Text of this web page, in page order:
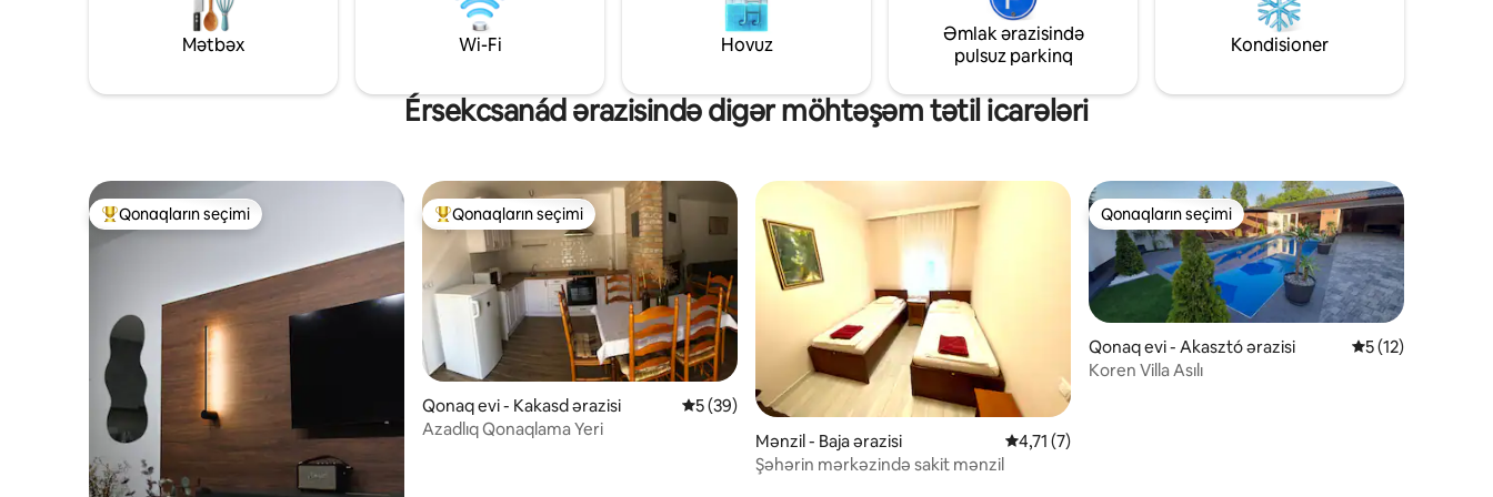
Böyük şərab bölgəmiz qonaqlarımıza
zəngin proqramlar təklif edir. Mənzildə
siqaret çəkmək olmaz. Pulsuz WIFI
ya Szekszárd şərab bölgəsini araşdırın:
yaxınlıqdakı şərab zavodlarına asanlıqla
gedə bilərsiniz
yemək otağı, böyük qonaq otağı, iki
hamam otağı, tualet və üç yataq otağı.
Mətbəx Wi-Fi Hovuz
Əmlak ərazisində
pulsuz parkinq
Kondisioner
Érsekcsanád ərazisində digər möhtəşəm tətil icarələri
Populyar "Qonaqların seçimi"
Qonaqların seçimi Populyar "Qonaqların seçimi"
Qonaqların seçimi
Qonaq evi - Kakasd ərazisi Ortalama reytinq 5/5, 39 rəy
5 (39)
Azadlıq Qonaqlama Yeri
Mənzil - Baja ərazisi Ortalama reytinq 4,71/5, 7 rəy
4,71 (7)
Şəhərin mərkəzində sakit mənzil
Qonaqların seçimi
Qonaqların seçimi
Qonaq evi - Akasztó ərazisi Ortalama reytinq
5 (12)
Koren Villa Asılı